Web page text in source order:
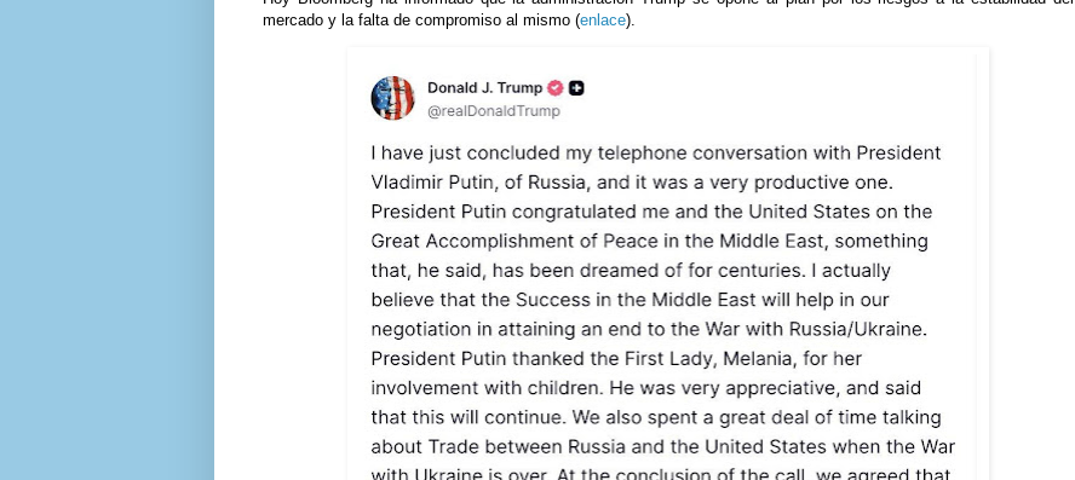
mercado y la falta de compromiso al mismo (enlace).